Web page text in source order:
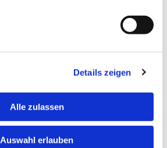
Details zeigen
Alle zulassen
Auswahl erlauben